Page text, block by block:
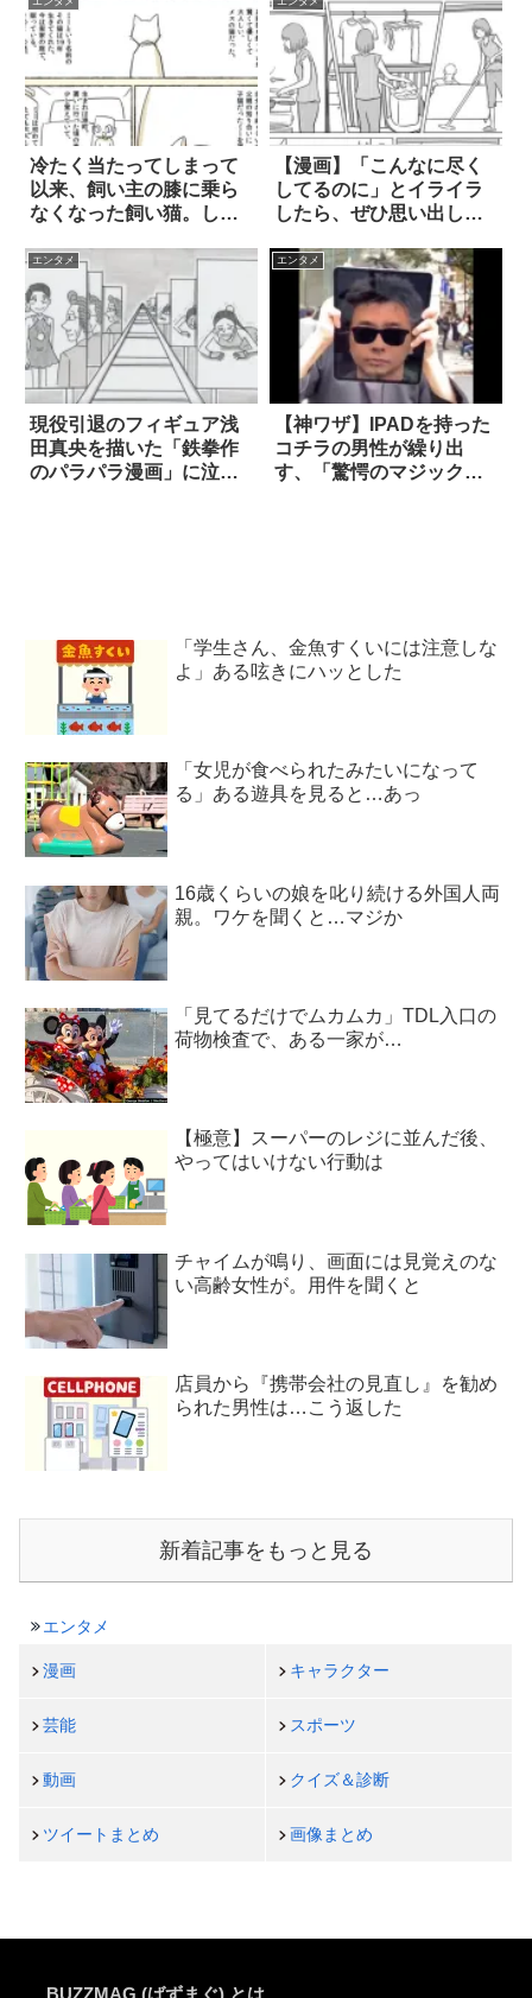
冷たく当たってしまって
以来、飼い主の膝に乗ら
なくなった飼い猫。しか
【漫画】「こんなに尽く
してるのに」とイライラ
したら、ぜひ思い出して
エンタメ
現役引退のフィギュア浅
田真央を描いた「鉄拳作
のパラパラ漫画」に泣い
エンタメ
【神ワザ】IPADを持った
コチラの男性が繰り出
す、「驚愕のマジック」
「学生さん、金魚すくいには注意しな
よ」ある呟きにハッとした
「女児が食べられたみたいになって
る」ある遊具を見ると…あっ
16歳くらいの娘を叱り続ける外国人両
親。ワケを聞くと…マジか
「見てるだけでムカムカ」TDL入口の
荷物検査で、ある一家が…
【極意】スーパーのレジに並んだ後、
やってはいけない行動は
チャイムが鳴り、画面には見覚えのな
い高齢女性が。用件を聞くと
店員から『携帯会社の見直し』を勧め
られた男性は…こう返した
新着記事をもっと見る
エンタメ
漫画 キャラクター
芸能 スポーツ
動画 クイズ＆診断
ツイートまとめ 画像まとめ
BUZZMAG (ばずまぐ) とは…